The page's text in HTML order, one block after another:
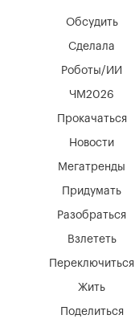
Мегатренды
Придумать
Разобраться
Взлететь
Новости
Переключиться
Жить
Поделиться
Обсудить
Сделала
Роботы/ИИ
ЧМ2026
Прокачаться